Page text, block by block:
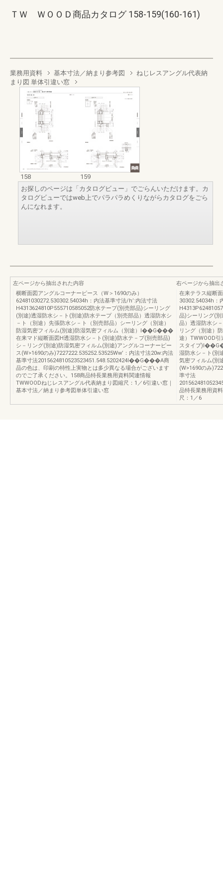
ＴＷ ＷＯＯＤ商品カタログ 158-159(160-161)
業務用資料 基本寸法／納まり参考図
ねじレスアングル代表納
まり図 単体引違い窓
158
159
お探しのページは「カタログビュー」でごらんいただけます。カ
タログビューではweb上でパラパラめくりながらカタログをごら
んになれます。
左ページから抽出された内容
横断面図アングルコーナーピース（W＞1690のみ）
62481030272.530302.54034h：内法基準寸法/h’:内法寸法
H4313624810P555710585052防水テープ(別売部品)シーリング
(別途)透湿防水シ－ト(別途)防水テープ（別売部品）透湿防水シ
－ト（別途）先張防水シ－ト（別売部品）シーリング（別途）
防湿気密フィルム(別途)防湿気密フィルム（別途）I��G���
在来マド縦断面図H透湿防水シ－ト(別途)防水テ－プ(別売部品)
シ－リング(別途)防湿気密フィルム(別途)アングルコーナーピー
ス(W>1690のみ)7227222.535252.53525Ww’：内法寸法20w:内法
基準寸法2015624810523523451.548.5202424I��G���A商
品の色は、印刷の特性上実物とは多少異なる場合がございます
のでご了承ください。158商品特長業務用資料関連情報
TWWOODねじレスアングル代表納まり図縮尺：1／6引違い窓｜
基本寸法／納まり参考図単体引違い窓
右ページから抽出
在来テラス縦断
30302.54034h：
品)シーリング(
品）透湿防水シ
リング（別途）
途）TWWOOD
スタイプ
湿防水シ－ト(別
気密フィルム(別
(W>1690のみ
準寸法
品特長業務用資
尺：1／6